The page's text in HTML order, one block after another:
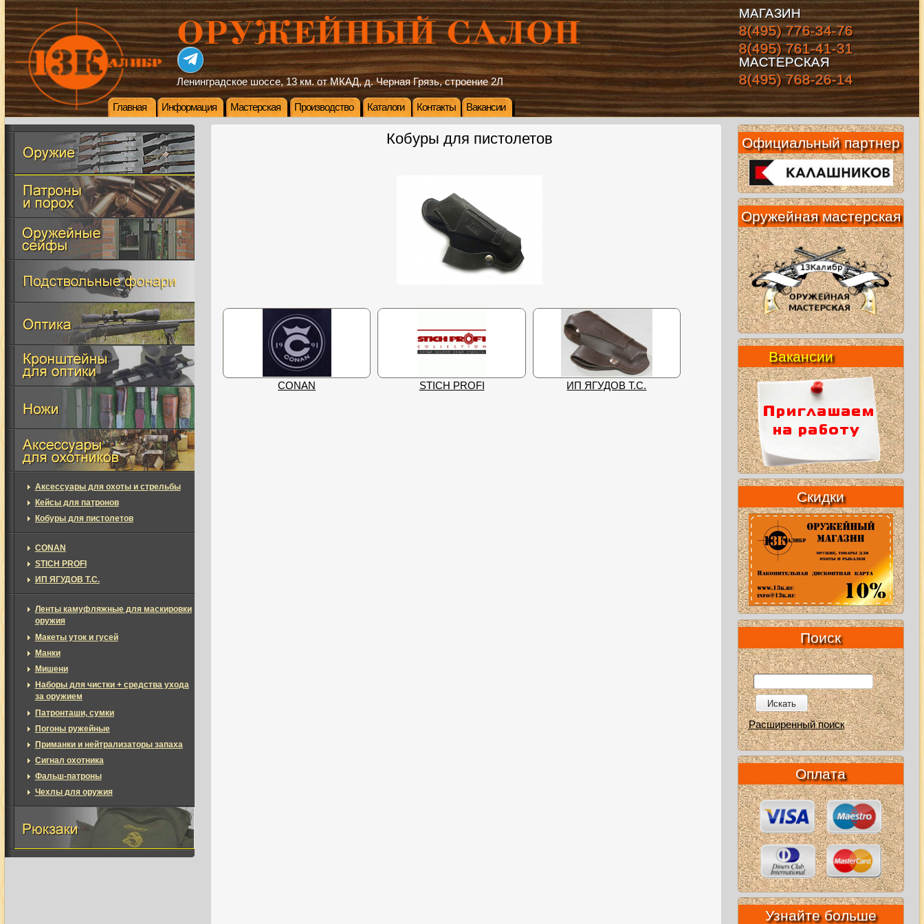
Ленинградское шоссе, 13 км. от МКАД, д. Черная Грязь, строение 2Л
МАГАЗИН
8(495) 776-34-76
8(495) 761-41-31
МАСТЕРСКАЯ
8(495) 768-26-14
Главная Информация Мастерская Производство Каталоги Контакты Вакансии
Кобуры для пистолетов
CONAN STICH PROFI ИП ЯГУДОВ Т.С.
Аксессуары для охоты и стрельбы
Кейсы для патронов
Кобуры для пистолетов
CONAN
STICH PROFI
ИП ЯГУДОВ Т.С.
Ленты камуфляжные для маскировки
оружия
Макеты уток и гусей
Манки
Мишени
Наборы для чистки + средства ухода
за оружием
Патронташи, сумки
Погоны ружейные
Приманки и нейтрализаторы запаха
Сигнал охотника
Фальш-патроны
Чехлы для оружия
Официальный партнер
Оружейная мастерская
Вакансии
Скидки
Поиск
Искать
Расширенный поиск
Оплата
Узнайте больше